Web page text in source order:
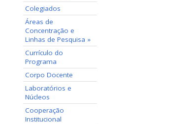
Colegiados
Áreas de
Concentração e
Linhas de Pesquisa »
Currículo do
Programa
Corpo Docente
Laboratórios e
Núcleos
Cooperação
Institucional